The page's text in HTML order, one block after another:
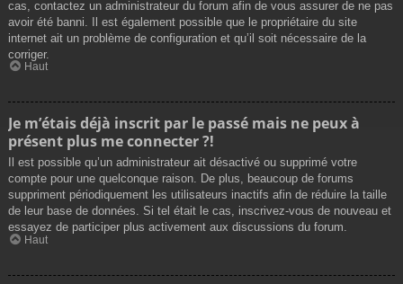
cas, contactez un administrateur du forum afin de vous assurer de ne pas
avoir été banni. Il est également possible que le propriétaire du site
internet ait un problème de configuration et qu’il soit nécessaire de la
corriger.
Haut
Je m’étais déjà inscrit par le passé mais ne peux à
présent plus me connecter ?!
Il est possible qu’un administrateur ait désactivé ou supprimé votre
compte pour une quelconque raison. De plus, beaucoup de forums
suppriment périodiquement les utilisateurs inactifs afin de réduire la taille
de leur base de données. Si tel était le cas, inscrivez-vous de nouveau et
essayez de participer plus activement aux discussions du forum.
Haut